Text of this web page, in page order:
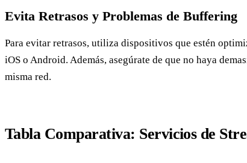
Evita Retrasos y Problemas de Buffering
Para evitar retrasos, utiliza dispositivos que estén
iOS o Android. Además, asegúrate de que no haya
misma red.
Tabla Comparativa: Servicios de